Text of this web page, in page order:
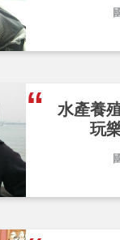
水產養
玩